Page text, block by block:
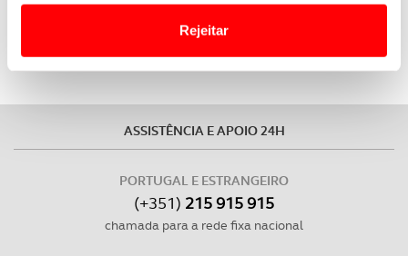
funcionalidades de redes sociais, bem como para
analisar dados de navegação no nosso website.
utilização do nosso site de publicidade e de análise, com
parceiros e organizações na UE e em países terceiros.
Rejeitar
ASSISTÊNCIA E APOIO 24H
PORTUGAL E ESTRANGEIRO
(+351) 215 915 915
chamada para a rede fixa nacional